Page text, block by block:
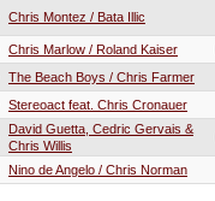
Chris Montez / Bata Illic
Chris Marlow / Roland Kaiser
The Beach Boys / Chris Farmer
Stereoact feat. Chris Cronauer
David Guetta, Cedric Gervais &
Chris Willis
Nino de Angelo / Chris Norman